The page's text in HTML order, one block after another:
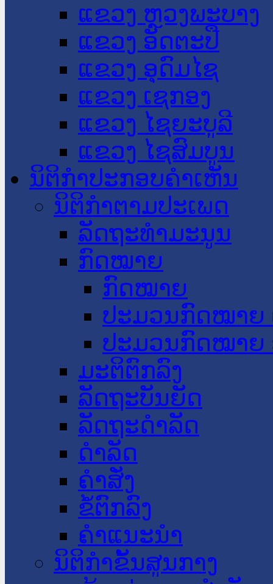
ແຂວງ ຫຼວງພະບາງ
ແຂວງ ອັດຕະປື
ແຂວງ ອຸດົມໄຊ
ແຂວງ ເຊກອງ
ແຂວງ ໄຊຍະບູລີ
ແຂວງ ໄຊສົມບູນ
ນິຕິກໍາປະກອບຄໍາເຫັນ
ນິຕິກໍາຕາມປະເພດ
ລັດຖະທໍາມະນູນ
ກົດໝາຍ
ກົດໝາຍ
ປະມວນກົດໝາຍ
ປະມວນກົດໝາຍ
ມະຕິຕົກລົງ
ລັດຖະບັນຍັດ
ລັດຖະດໍາລັດ
ດໍາລັດ
ຄໍາສັ່ງ
ຂໍ້ຕົກລົງ
ຄໍາແນະນໍາ
ນິຕິກຳຂັ້ນສູນກາງ